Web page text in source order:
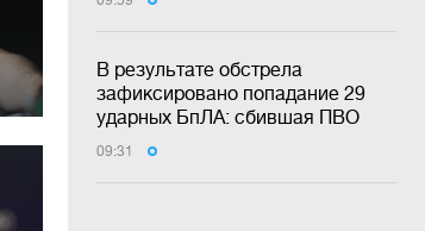
В результате обстрела
зафиксировано попадание 29
ударных БпЛА: сбившая ПВО
09:31